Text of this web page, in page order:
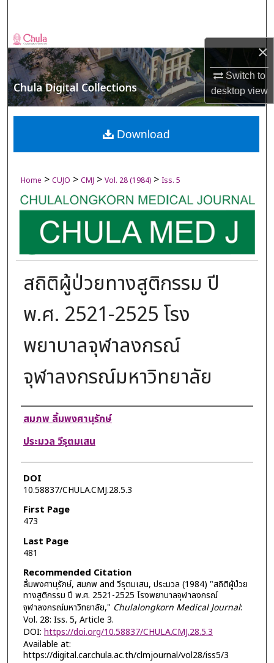
×
Switch to
desktopview
Browse Collections
My Account
About
Digital Commons Network™
Home > CUJO > CMJ > Vol. 28 (1984) > Iss. 5
สถิติผู้ป่วยทางสูติกรรม ปี
พ.ศ. 2521-2525 โรง
พยาบาลจุฬาลงกรณ์
จุฬาลงกรณ์มหาวิทยาลัย
Authors
สมภพ ลิ้มพงศานุรักษ์
ประมวล วีรุตมเสน
DOI
10.58837/CHULA.CMJ.28.5.3
First Page
473
Last Page
481
Recommended Citation
ลิ้มพงศานุรักษ์, สมภพ and วีรุตมเสน, ประมวล (1984) "สถิติผู้ป่วย
ทางสูติกรรม ปี พ.ศ. 2521-2525 โรงพยาบาลจุฬาลงกรณ์
จุฬาลงกรณ์มหาวิทยาลัย," Chulalongkorn Medical Journal:
Vol. 28: Iss. 5, Article 3.
DOI: https://doi.org/10.58837/CHULA.CMJ.28.5.3
Available at:
https://digital.car.chula.ac.th/clmjournal/vol28/iss5/3
Download